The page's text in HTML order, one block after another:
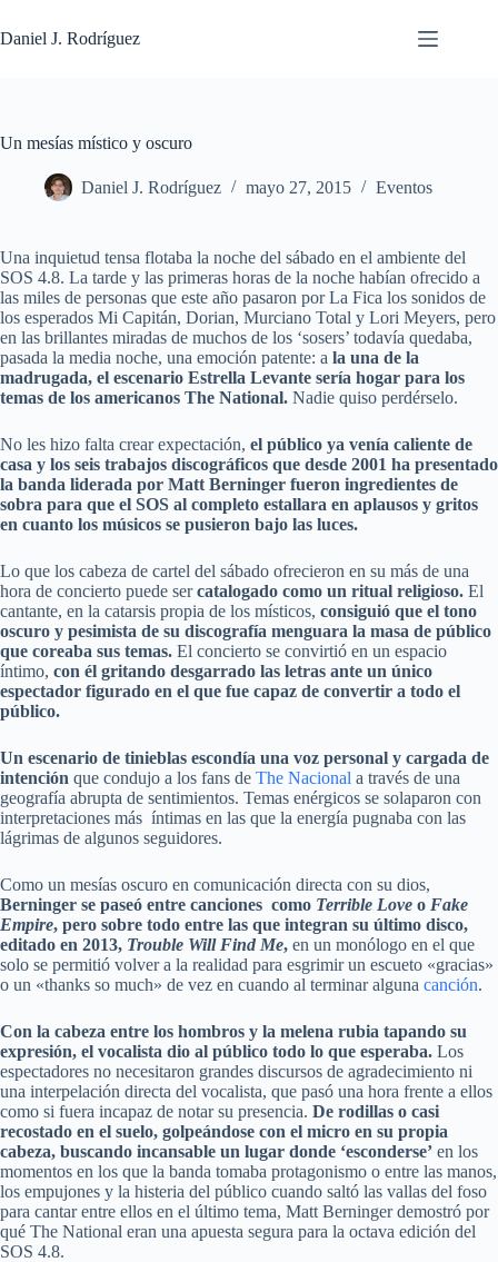
al
contenido
Daniel J. Rodríguez
Un mesías místico y oscuro
Daniel J. Rodríguez mayo 27, 2015 Eventos
Una inquietud tensa flotaba la noche del sábado en el ambiente del
SOS 4.8. La tarde y las primeras horas de la noche habían ofrecido a
las miles de personas que este año pasaron por La Fica los sonidos de
los esperados Mi Capitán, Dorian, Murciano Total y Lori Meyers, pero
en las brillantes miradas de muchos de los ‘sosers’ todavía quedaba,
pasada la media noche, una emoción patente: a la una de la
madrugada, el escenario Estrella Levante sería hogar para los
temas de los americanos The National. Nadie quiso perdérselo.
No les hizo falta crear expectación, el público ya venía caliente de
casa y los seis trabajos discográficos que desde 2001 ha presentado
la banda liderada por Matt Berninger fueron ingredientes de
sobra para que el SOS al completo estallara en aplausos y gritos
en cuanto los músicos se pusieron bajo las luces.
Lo que los cabeza de cartel del sábado ofrecieron en su más de una
hora de concierto puede sercatalogado como un ritual religioso. El
cantante, en la catarsis propia de los místicos, consiguió que el tono
oscuro y pesimista de su discografía menguara la masa de público
que coreaba sus temas. El concierto se convirtió en un espacio
íntimo, con él gritando desgarrado las letras ante un único
espectador figurado en el que fue capaz de convertir a todo el
público.
Un escenario de tinieblas escondía una voz personal y cargada de
intención que condujo a los fans de The Nacional a través de una
geografía abrupta de sentimientos. Temas enérgicos se solaparon con
interpretaciones más íntimas en las que la energía pugnaba con las
lágrimas de algunos seguidores.
Como un mesías oscuro en comunicación directa con su dios,
Berninger se paseó entre canciones como Terrible Love o Fake
Empire, pero sobre todo entre las que integran su último disco,
editado en 2013, Trouble Will Find Me, en un monólogo en el que
solo se permitió volver a la realidad para esgrimir un escueto «gracias»
o un «thanks so much» de vez en cuando al terminar alguna canción.
Con la cabeza entre los hombros y la melena rubia tapando su
expresión, el vocalista dio al público todo lo que esperaba. Los
espectadores no necesitaron grandes discursos de agradecimiento ni
una interpelación directa del vocalista, que pasó una hora frente a ellos
como si fuera incapaz de notar su presencia. De rodillas o casi
recostado en el suelo, golpeándose con el micro en su propia
cabeza, buscando incansable un lugar donde ‘esconderse’ en los
momentos en los que la banda tomaba protagonismo o entre las manos,
los empujones y la histeria del público cuando saltó las vallas del foso
para cantar entre ellos en el último tema, Matt Berninger demostró por
qué The National eran una apuesta segura para la octava edición del
SOS 4.8.